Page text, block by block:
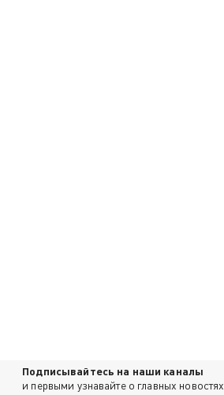
Подписывайтесь на наши каналы
и первыми узнавайте о главных новостях